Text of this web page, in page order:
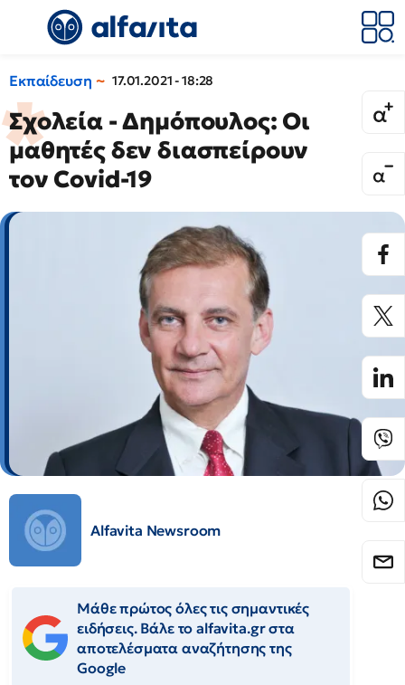
Εκπαίδευση 17.01.2021 - 18:28
Σχολεία - Δημόπουλος: Οι
μαθητές δεν διασπείρουν
τον Covid-19
Alfavita Newsroom
Μάθε πρώτος όλες τις σημαντικές
ειδήσεις. Βάλε το alfavita.gr στα
αποτελέσματα αναζήτησης της
Google